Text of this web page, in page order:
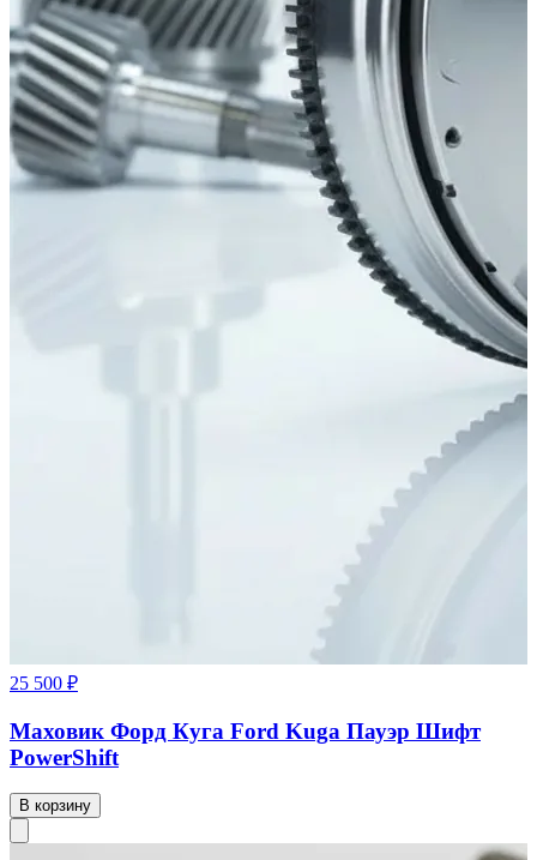
25 500 ₽
Маховик Форд Куга Ford Kuga Пауэр Шифт
PowerShift
В корзину